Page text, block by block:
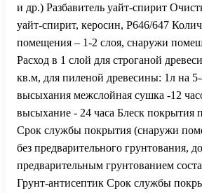
и др.) Разбавитель уайт-спирит
уайт-спирит, керосин, Р646/647
помещения – 1-2 слоя, снаружи
Расход в 1 слой для строганой
кв.м, для пиленой древесины: 1л на
высыхания межслойная сушка -12
высыхание - 24 часа Блеск покрытия
Срок службы покрытия (снаружи
без предварительного грунтования,
предварительным грунтованием
Грунт-антисептик Срок службы